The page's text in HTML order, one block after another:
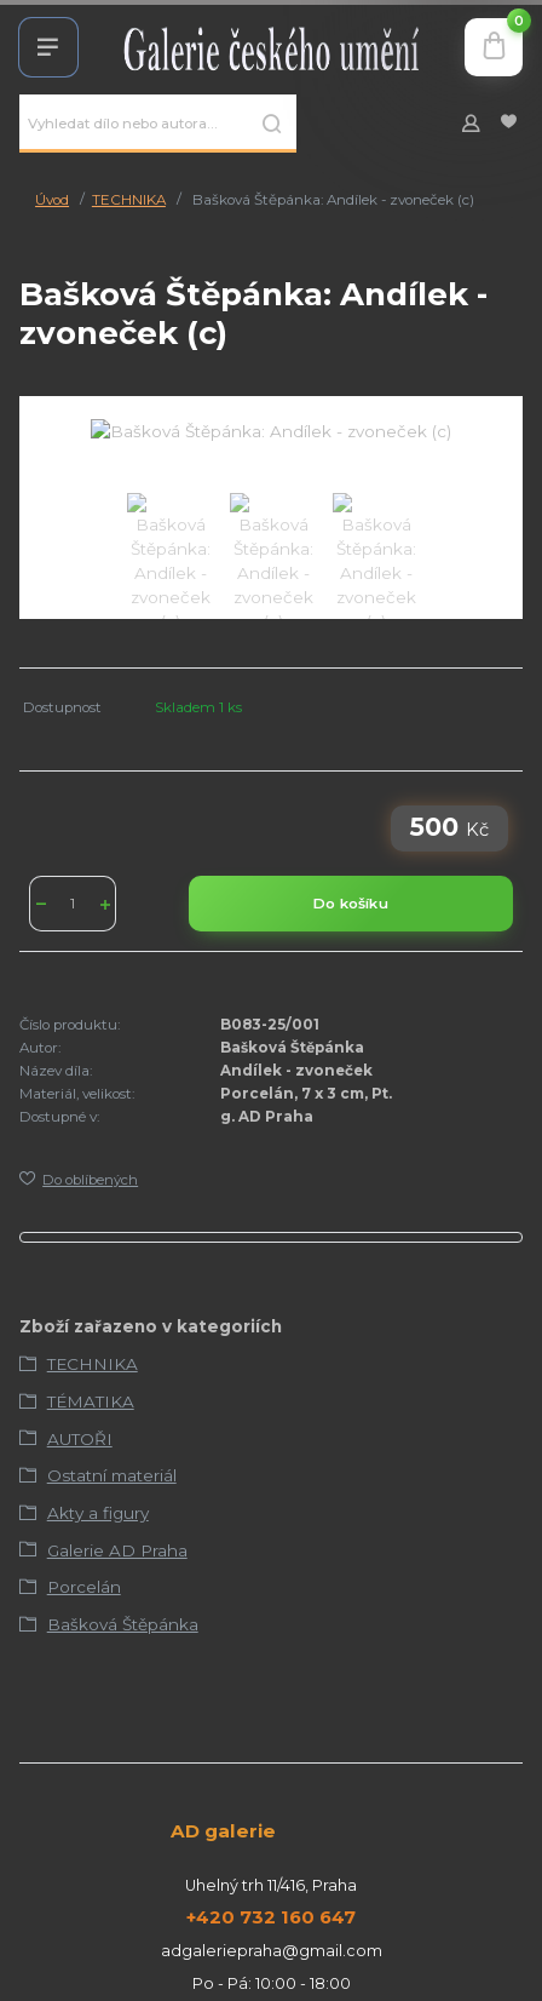
0
Úvod TECHNIKA Bašková Štěpánka: Andílek - zvoneček (c)
Bašková Štěpánka: Andílek -
zvoneček (c)
Dostupnost Skladem 1 ks
500 Kč
Do košíku
Číslo produktu:
B083-25/001
Autor:
Bašková Štěpánka
Název díla:
Andílek - zvoneček
Materiál, velikost:
Porcelán, 7 x 3 cm, Pt.
Dostupné v:
g. AD Praha
Do oblíbených
Zboží zařazeno v kategoriích
TECHNIKA
TÉMATIKA
AUTOŘI
Ostatní materiál
Akty a figury
Galerie AD Praha
Porcelán
Bašková Štěpánka
AD galerie
Uhelný trh 11/416, Praha
+420 732 160 647
adgaleriepraha@gmail.com
Po - Pá: 10:00 - 18:00